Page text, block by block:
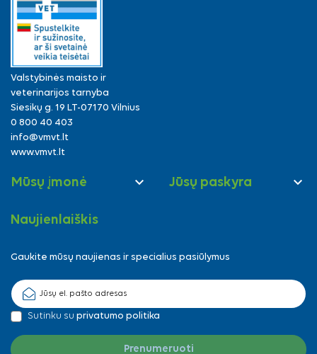
Valstybinės maisto ir
veterinarijos tarnyba
Siesikų g. 19 LT-07170 Vilnius
0 800 40 403
info@vmvt.lt
www.vmvt.lt
Mūsų įmonė  Jūsų paskyra 
Naujienlaiškis
Gaukite mūsų naujienas ir specialius pasiūlymus
Sutinku su privatumo politika